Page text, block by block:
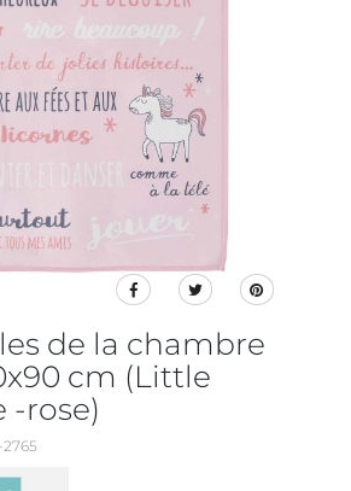
de la chambre
cm (Little
-rose)